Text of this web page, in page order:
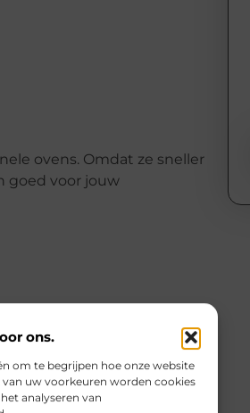
ons.
om te begrijpen hoe onze website
uw voorkeuren worden cookies
analyseren van
ovens. Omdat ze sneller
goed voor jouw
materialen en
, je ook bijdraagt aan